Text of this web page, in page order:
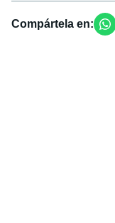
Compártela en: